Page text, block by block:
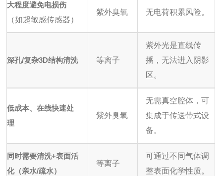
大程度避免电损伤
（如超敏感传感器）
紫外臭氧 无电荷积累风险。
深孔/复杂3D结构清洗 等离子
紫外光是直线传
播，无法进入阴影
区。
低成本、在线快速处
理
紫外臭氧
无需真空腔体，可
集成于传送带式设
备。
同时需要清洗+表面活
化（亲水/疏水）
等离子
可通过不同气体调
整表面化学性质。